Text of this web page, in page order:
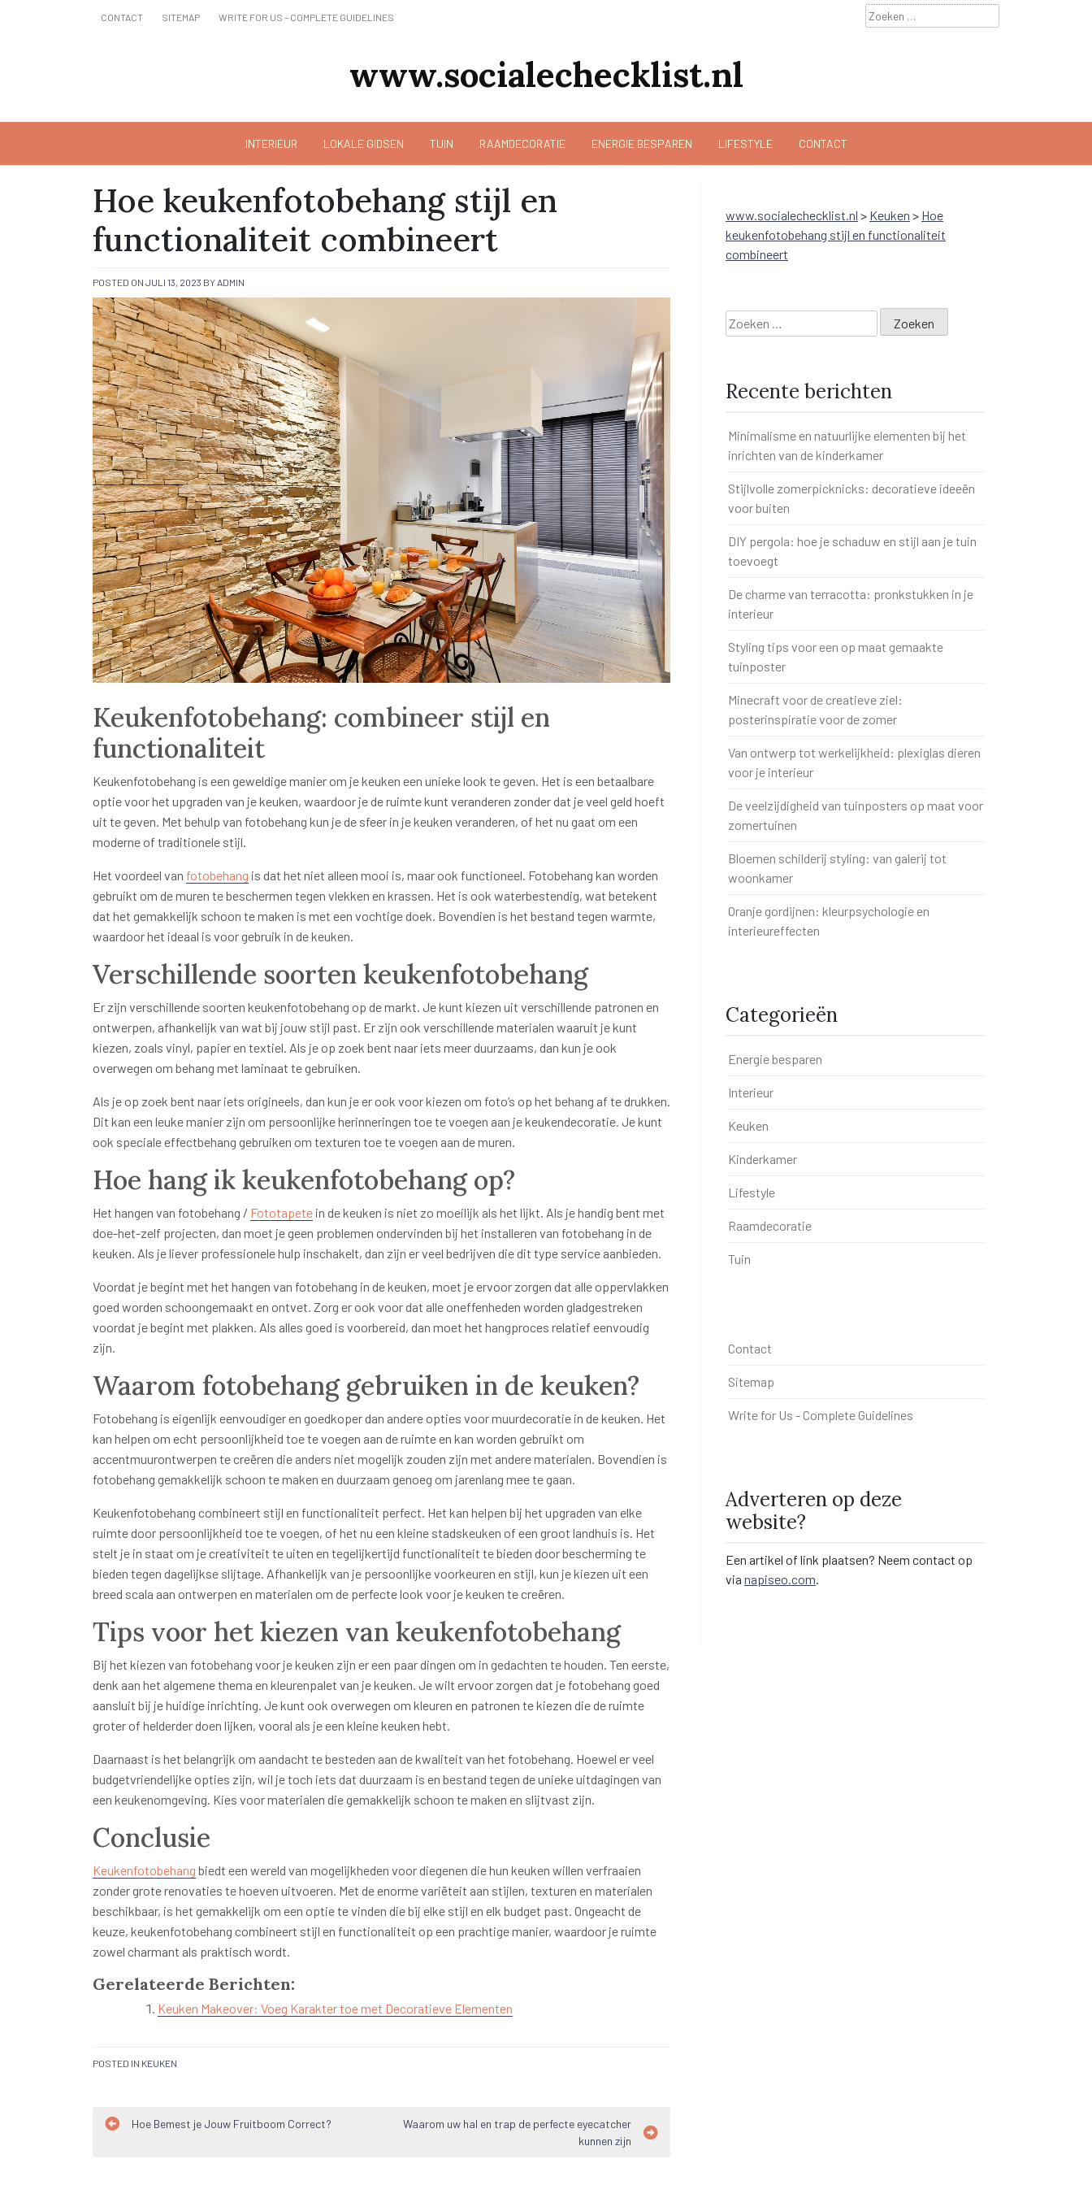
CONTACT SITEMAP WRITE FOR US – COMPLETE GUIDELINES
Zoeken
naar:
www.socialechecklist.nl
INTERIEUR LOKALE GIDSEN TUIN RAAMDECORATIE ENERGIE BESPAREN LIFESTYLE CONTACT
Hoe keukenfotobehang stijl en
functionaliteit combineert
POSTED ON JULI 13, 2023 BY ADMIN
Keukenfotobehang: combineer stijl en
functionaliteit
Keukenfotobehang is een geweldige manier om je keuken een unieke look te geven. Het is een betaalbare
optie voor het upgraden van je keuken, waardoor je de ruimte kunt veranderen zonder dat je veel geld hoeft
uit te geven. Met behulp van fotobehang kun je de sfeer in je keuken veranderen, of het nu gaat om een
moderne of traditionele stijl.
Het voordeel van fotobehang is dat het niet alleen mooi is, maar ook functioneel. Fotobehang kan worden
gebruikt om de muren te beschermen tegen vlekken en krassen. Het is ook waterbestendig, wat betekent
dat het gemakkelijk schoon te maken is met een vochtige doek. Bovendien is het bestand tegen warmte,
waardoor het ideaal is voor gebruik in de keuken.
Verschillende soorten keukenfotobehang
Er zijn verschillende soorten keukenfotobehang op de markt. Je kunt kiezen uit verschillende patronen en
ontwerpen, afhankelijk van wat bij jouw stijl past. Er zijn ook verschillende materialen waaruit je kunt
kiezen, zoals vinyl, papier en textiel. Als je op zoek bent naar iets meer duurzaams, dan kun je ook
overwegen om behang met laminaat te gebruiken.
Als je op zoek bent naar iets origineels, dan kun je er ook voor kiezen om foto’s op het behang af te drukken.
Dit kan een leuke manier zijn om persoonlijke herinneringen toe te voegen aan je keukendecoratie. Je kunt
ook speciale effectbehang gebruiken om texturen toe te voegen aan de muren.
Hoe hang ik keukenfotobehang op?
Het hangen van fotobehang / Fototapete in de keuken is niet zo moeilijk als het lijkt. Als je handig bent met
doe-het-zelf projecten, dan moet je geen problemen ondervinden bij het installeren van fotobehang in de
keuken. Als je liever professionele hulp inschakelt, dan zijn er veel bedrijven die dit type service aanbieden.
Voordat je begint met het hangen van fotobehang in de keuken, moet je ervoor zorgen dat alle oppervlakken
goed worden schoongemaakt en ontvet. Zorg er ook voor dat alle oneffenheden worden gladgestreken
voordat je begint met plakken. Als alles goed is voorbereid, dan moet het hangproces relatief eenvoudig
zijn.
Waarom fotobehang gebruiken in de keuken?
Fotobehang is eigenlijk eenvoudiger en goedkoper dan andere opties voor muurdecoratie in de keuken. Het
kan helpen om echt persoonlijkheid toe te voegen aan de ruimte en kan worden gebruikt om
accentmuurontwerpen te creëren die anders niet mogelijk zouden zijn met andere materialen. Bovendien is
fotobehang gemakkelijk schoon te maken en duurzaam genoeg om jarenlang mee te gaan.
Keukenfotobehang combineert stijl en functionaliteit perfect. Het kan helpen bij het upgraden van elke
ruimte door persoonlijkheid toe te voegen, of het nu een kleine stadskeuken of een groot landhuis is. Het
stelt je in staat om je creativiteit te uiten en tegelijkertijd functionaliteit te bieden door bescherming te
bieden tegen dagelijkse slijtage. Afhankelijk van je persoonlijke voorkeuren en stijl, kun je kiezen uit een
breed scala aan ontwerpen en materialen om de perfecte look voor je keuken te creëren.
Tips voor het kiezen van keukenfotobehang
Bij het kiezen van fotobehang voor je keuken zijn er een paar dingen om in gedachten te houden. Ten eerste,
denk aan het algemene thema en kleurenpalet van je keuken. Je wilt ervoor zorgen dat je fotobehang goed
aansluit bij je huidige inrichting. Je kunt ook overwegen om kleuren en patronen te kiezen die de ruimte
groter of helderder doen lijken, vooral als je een kleine keuken hebt.
Daarnaast is het belangrijk om aandacht te besteden aan de kwaliteit van het fotobehang. Hoewel er veel
budgetvriendelijke opties zijn, wil je toch iets dat duurzaam is en bestand tegen de unieke uitdagingen van
een keukenomgeving. Kies voor materialen die gemakkelijk schoon te maken en slijtvast zijn.
Conclusie
Keukenfotobehang biedt een wereld van mogelijkheden voor diegenen die hun keuken willen verfraaien
zonder grote renovaties te hoeven uitvoeren. Met de enorme variëteit aan stijlen, texturen en materialen
beschikbaar, is het gemakkelijk om een optie te vinden die bij elke stijl en elk budget past. Ongeacht de
keuze, keukenfotobehang combineert stijl en functionaliteit op een prachtige manier, waardoor je ruimte
zowel charmant als praktisch wordt.
Gerelateerde Berichten:
Keuken Makeover: Voeg Karakter toe met Decoratieve Elementen
POSTED IN KEUKEN
Bericht
Hoe Bemest je Jouw Fruitboom Correct?
Waarom uw hal en trap de perfecte eyecatcher
kunnen zijn
www.socialechecklist.nl > Keuken > Hoe
keukenfotobehang stijl en functionaliteit
combineert
Zoeken
naar:
Recente berichten
Minimalisme en natuurlijke elementen bij het
inrichten van de kinderkamer
Stijlvolle zomerpicknicks: decoratieve ideeën
voor buiten
DIY pergola: hoe je schaduw en stijl aan je tuin
toevoegt
De charme van terracotta: pronkstukken in je
interieur
Styling tips voor een op maat gemaakte
tuinposter
Minecraft voor de creatieve ziel:
posterinspiratie voor de zomer
Van ontwerp tot werkelijkheid: plexiglas dieren
voor je interieur
De veelzijdigheid van tuinposters op maat voor
zomertuinen
Bloemen schilderij styling: van galerij tot
woonkamer
Oranje gordijnen: kleurpsychologie en
interieureffecten
Categorieën
Energie besparen
Interieur
Keuken
Kinderkamer
Lifestyle
Raamdecoratie
Tuin
Contact
Sitemap
Write for Us - Complete Guidelines
Adverteren op deze
website?
Een artikel of link plaatsen? Neem contact op
via napiseo.com